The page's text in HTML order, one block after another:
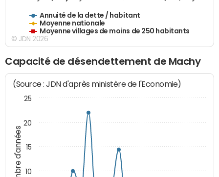
Annuité de la dette / habitant
Moyenne nationale
Moyenne villages de moins de 250 habitants
© JDN 2026
Capacité de désendettement de Machy
Nombre d'années
(Source : JDN d'après ministère de l'Economie)
10
15
20
25